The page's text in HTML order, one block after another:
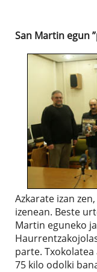
San Martin egun
Azkarate izan
izenean. Beste
Martin eguneko
parte.
75 kilo odolki